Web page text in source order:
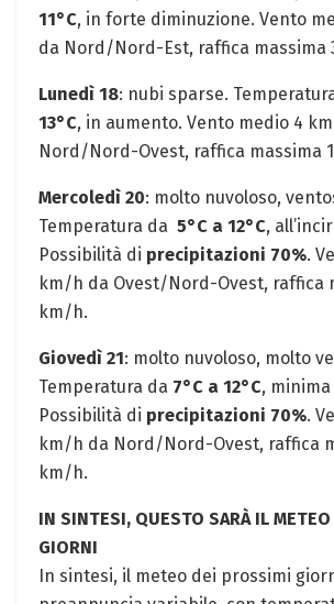
11°C, in forte diminuzione. Vento
da Nord/Nord-Est,⁤ raffica massima
Lunedì 18: nubi sparse.
13°C, in aumento. Vento medio 4
Nord/Nord-Ovest, ⁤raffica massima
Mercoledì 20: molto nuvoloso,⁢
Temperatura da ‌ 5°C⁤ a 12°C,
Possibilità di precipitazioni 70%.
km/h da Ovest/Nord-Ovest, raffica
km/h.
Giovedì 21: molto nuvoloso, molto
Temperatura da 7°C ⁢a 12°C,
Possibilità di precipitazioni 70%.
km/h da Nord/Nord-Ovest, raffica
km/h.
IN SINTESI, QUESTO SARÀ IL
GIORNI
In sintesi, ​il meteo dei prossimi